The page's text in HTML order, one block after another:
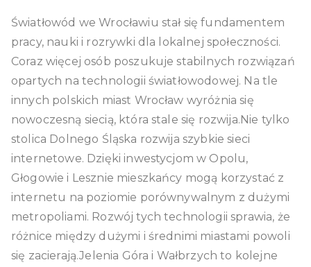
Światłowód we Wrocławiu stał się fundamentem
pracy, nauki i rozrywki dla lokalnej społeczności.
Coraz więcej osób poszukuje stabilnych rozwiązań
opartych na technologii światłowodowej. Na tle
innych polskich miast Wrocław wyróżnia się
nowoczesną siecią, która stale się rozwija.Nie tylko
stolica Dolnego Śląska rozwija szybkie sieci
internetowe. Dzięki inwestycjom w Opolu,
Głogowie i Lesznie mieszkańcy mogą korzystać z
internetu na poziomie porównywalnym z dużymi
metropoliami. Rozwój tych technologii sprawia, że
różnice między dużymi i średnimi miastami powoli
się zacierają.Jelenia Góra i Wałbrzych to kolejne